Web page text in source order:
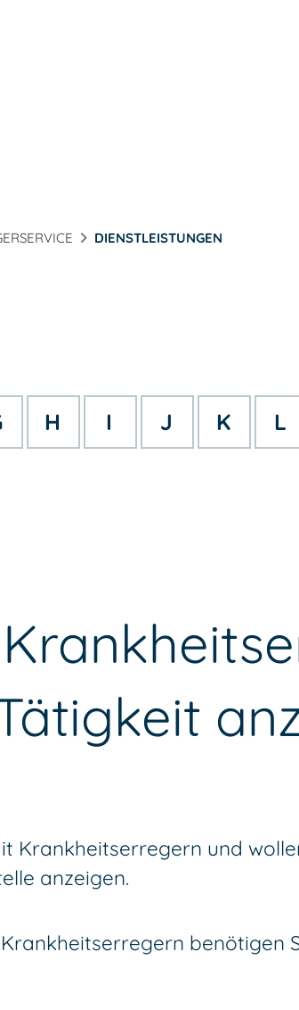
DIENSTLEISTUNGEN
H I J K L
Krankheitserregern und
anzeigen.
benötigen